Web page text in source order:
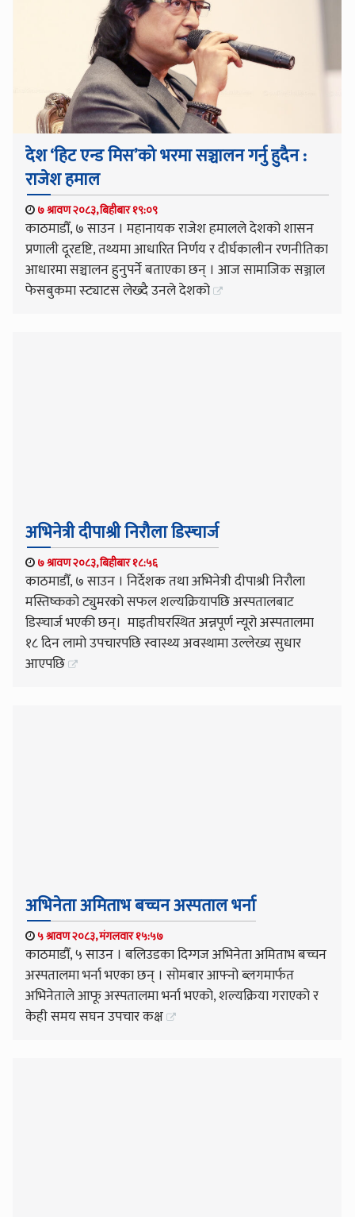
देश ‘हिट एन्ड मिस’को भरमा सञ्चालन गर्नु हुदैन :
राजेश हमाल
७ श्रावण २०८३, बिहीबार १९:०९
काठमाडौँ, ७ साउन । महानायक राजेश हमालले देशको शासन
प्रणाली दूरदृष्टि, तथ्यमा आधारित निर्णय र दीर्घकालीन रणनीतिका
आधारमा सञ्चालन हुनुपर्ने बताएका छन् । आज सामाजिक सञ्जाल
फेसबुकमा स्ट्याटस लेख्दै उनले देशको
अभिनेत्री दीपाश्री निरौला डिस्चार्ज
७ श्रावण २०८३, बिहीबार १८:५६
काठमाडौँ, ७ साउन । निर्देशक तथा अभिनेत्री दीपाश्री निरौला
मस्तिष्कको ट्युमरको सफल शल्यक्रियापछि अस्पतालबाट
डिस्चार्ज भएकी छन्। माइतीघरस्थित अन्नपूर्ण न्यूरो अस्पतालमा
१८ दिन लामो उपचारपछि स्वास्थ्य अवस्थामा उल्लेख्य सुधार
आएपछि
अभिनेता अमिताभ बच्चन अस्पताल भर्ना
५ श्रावण २०८३, मंगलवार १५:५७
काठमाडौँ, ५ साउन । बलिउडका दिग्गज अभिनेता अमिताभ बच्चन
अस्पतालमा भर्ना भएका छन् । सोमबार आफ्नो ब्लगमार्फत
अभिनेताले आफू अस्पतालमा भर्ना भएको, शल्यक्रिया गराएको र
केही समय सघन उपचार कक्ष